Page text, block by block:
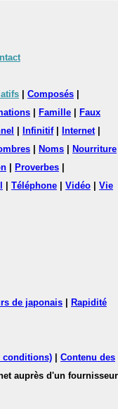
Composés
Famille
Faux
Infinitif| Internet|
Noms
Nourriture
Proverbes
Téléphone Vidéo
Vie
de japonais
Rapidité
conditions)
Contenu des
auprès d'un fournisseur